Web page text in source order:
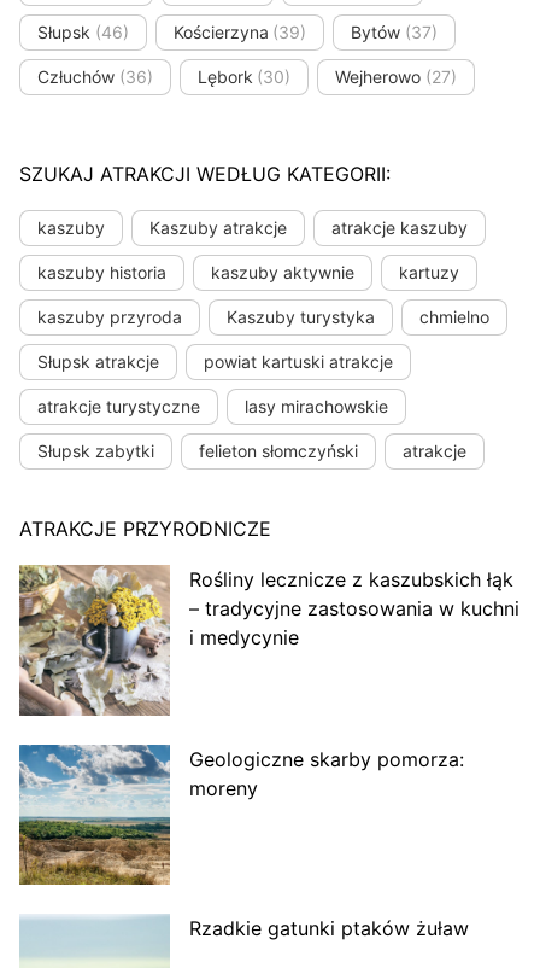
Słupsk (46) Kościerzyna (39) Bytów (37)
Człuchów (36) Lębork (30) Wejherowo (27)
SZUKAJ ATRAKCJI WEDŁUG KATEGORII:
kaszuby Kaszuby atrakcje atrakcje kaszuby
kaszuby historia kaszuby aktywnie kartuzy
kaszuby przyroda Kaszuby turystyka chmielno
Słupsk atrakcje powiat kartuski atrakcje
atrakcje turystyczne lasy mirachowskie
Słupsk zabytki felieton słomczyński atrakcje
ATRAKCJE PRZYRODNICZE
Rośliny lecznicze z kaszubskich łąk
– tradycyjne zastosowania w kuchni
i medycynie
Geologiczne skarby pomorza:
moreny
Rzadkie gatunki ptaków żuław